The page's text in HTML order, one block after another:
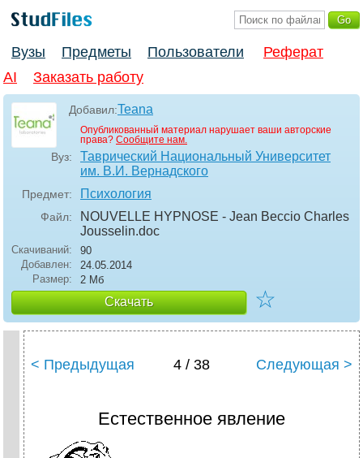
Вузы Предметы Пользователи
Реферат
AI
Заказать работу
Добавил:Teana
Опубликованный материал нарушает ваши авторские
права? Сообщите нам.
Вуз:
Таврический Национальный Университет
им. В.И. Вернадского
Предмет: Психология
Файл:
NOUVELLE HYPNOSE - Jean Beccio Charles
Jousselin.doc
Скачиваний:
90
Добавлен:
24.05.2014
Размер:
2 Мб
Скачать ☆
< Предыдущая 4 / 38 Следующая >
Естественное явление